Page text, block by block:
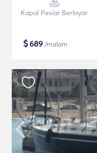
Kapal Pesiar Berlayar
$689 /malam